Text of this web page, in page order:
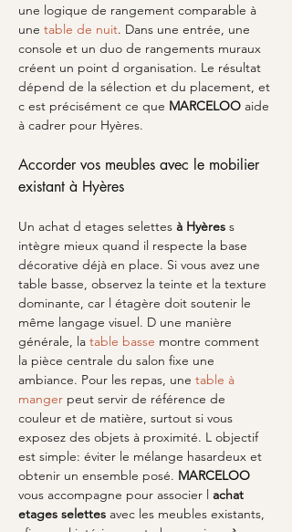
une logique de rangement comparable à
une table de nuit. Dans une entrée, une
console et un duo de rangements muraux
créent un point d organisation. Le résultat
dépend de la sélection et du placement, et
c est précisément ce que MARCELOO aide
à cadrer pour Hyères.
Accorder vos meubles avec le mobilier
existant à Hyères
Un achat d etages selettes à Hyères s
intègre mieux quand il respecte la base
décorative déjà en place. Si vous avez une
table basse, observez la teinte et la texture
dominante, car l étagère doit soutenir le
même langage visuel. D une manière
générale, la table basse montre comment
la pièce centrale du salon fixe une
ambiance. Pour les repas, une table à
manger peut servir de référence de
couleur et de matière, surtout si vous
exposez des objets à proximité. L objectif
est simple: éviter le mélange hasardeux et
obtenir un ensemble posé. MARCELOO
vous accompagne pour associer l achat
etages selettes avec les meubles existants,